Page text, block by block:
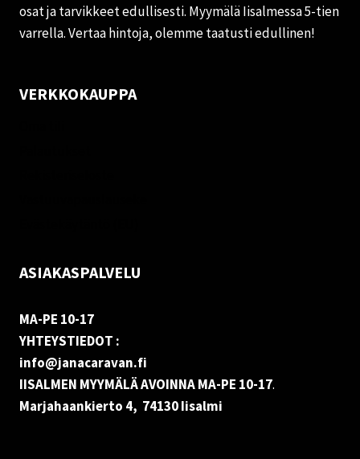
osat ja tarvikkeet edullisesti. Myymälä Iisalmessa 5-tien
varrella. Vertaa hintoja, olemme taatusti edullinen!
VERKKOKAUPPA
ASIAKASPALVELU
MA-PE 10-17
YHTEYSTIEDOT :
info@janacaravan.fi
IISALMEN MYYMÄLÄ AVOINNA MA-PE 10-17.
Marjahaankierto 4, 74130 Iisalmi